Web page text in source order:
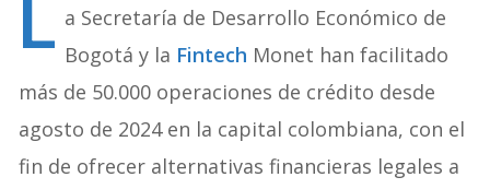
L a Secretaría de Desarrollo Económico de
Bogotá y la Fintech Monet han facilitado
más de 50.000 operaciones de crédito desde
agosto de 2024 en la capital colombiana, con el
fin de ofrecer alternativas financieras legales a